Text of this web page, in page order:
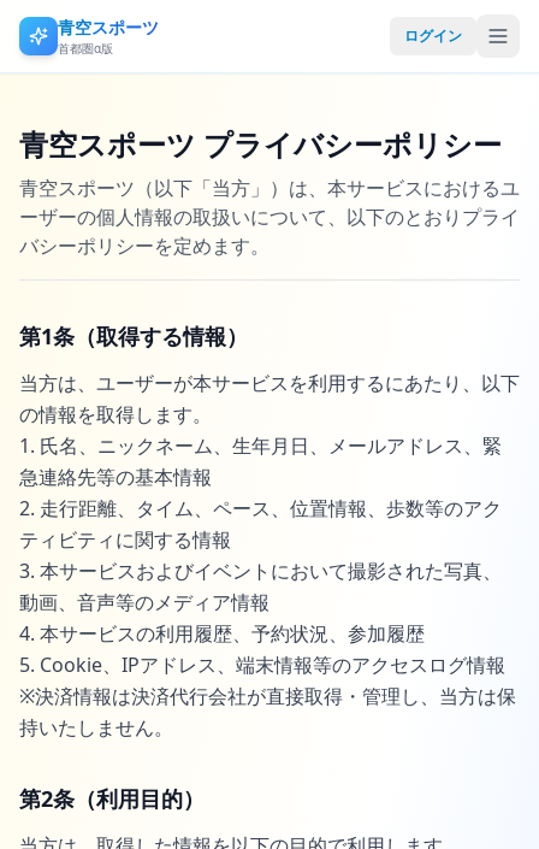
青空スポーツ
首都圏α版
ログイン
青空スポーツ プライバシーポリシー
青空スポーツ（以下「当方」）は、本サービスにおけるユ
ーザーの個人情報の取扱いについて、以下のとおりプライ
バシーポリシーを定めます。
第1条（取得する情報）
当方は、ユーザーが本サービスを利用するにあたり、以下
の情報を取得します。
1. 氏名、ニックネーム、生年月日、メールアドレス、緊
急連絡先等の基本情報
2. 走行距離、タイム、ペース、位置情報、歩数等のアク
ティビティに関する情報
3. 本サービスおよびイベントにおいて撮影された写真、
動画、音声等のメディア情報
4. 本サービスの利用履歴、予約状況、参加履歴
5. Cookie、IPアドレス、端末情報等のアクセスログ情報
※決済情報は決済代行会社が直接取得・管理し、当方は保
持いたしません。
第2条（利用目的）